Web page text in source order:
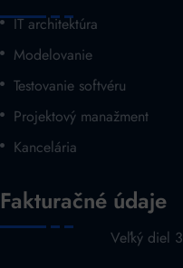
IT architektúra
Modelovanie
Testovanie softvéru
Projektový manažment
Kancelária
Fakturačné údaje
Veľký diel